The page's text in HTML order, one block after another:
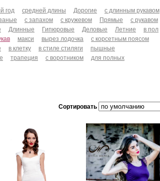
год средней длины Дорогие
с длинным рукавом
с запахом с кружевом Прямые
с рукавом
Длинные Гипюровые Деловые Летние
в пол
макси вырез лодочка
с корсетным поясом
в клетку в стиле стиляги
пышные
трапеция с воротником
для полных
Сортировать